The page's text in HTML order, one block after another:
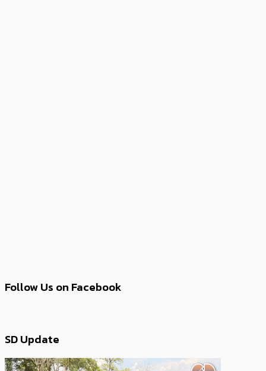
Follow Us on Facebook
SD Update